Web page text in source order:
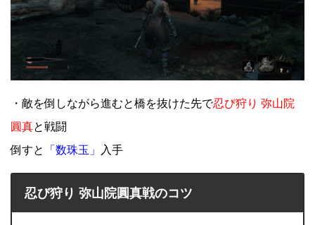
・敵を倒しながら進むと橋を抜けた先で忍び狩り 弥山院
圓真と戦闘
倒すと
「数珠玉」 入手
忍び狩り 弥山院圓真戦のコツ